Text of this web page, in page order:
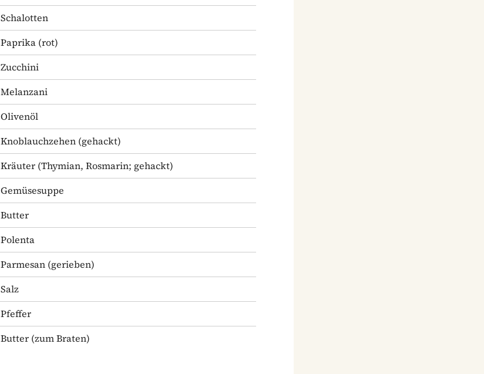
Schalotten
Paprika (rot)
Zucchini
Melanzani
Olivenöl
Knoblauchzehen (gehackt)
Kräuter (Thymian, Rosmarin; gehackt)
Gemüsesuppe
Butter
Polenta
Parmesan (gerieben)
Salz
Pfeffer
Butter (zum Braten)